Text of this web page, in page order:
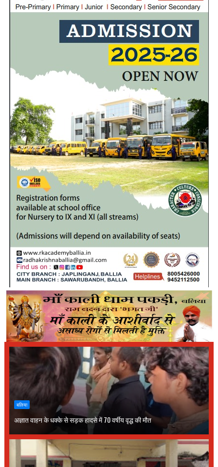
बलिया
अज्ञात वाहन के धक्के से सड़क हादसे में 70 वर्षीय वृद्ध की मौत